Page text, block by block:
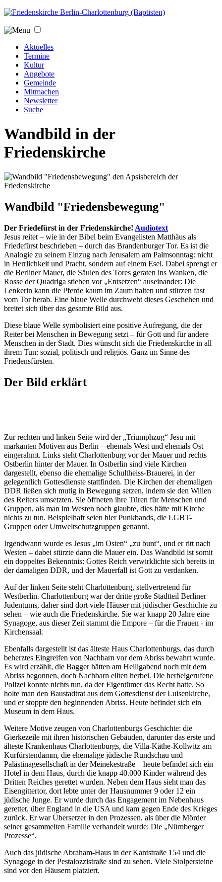
Jump to navigation
Aktuelles
Termine
Kultur
Angebote
Gemeinde
Mitmachen
Newsletter
Suche
Wandbild in der
Friedenskirche
Wandbild "Friedensbewegung"
Der Friedefürst in der Friedenskirche! Audiotext
Jesus reitet – wie in der Bibel beim Evangelisten Matthäus als
Friedefürst beschrieben – durch das Brandenburger Tor. Es ist die
Analogie zu seinem Einzug nach Jerusalem am Palmsonntag: nicht
in Herrlichkeit und Pracht, sondern auf einem Esel. Dabei sprengt er
die Berliner Mauer, die Säulen des Tores geraten ins Wanken, die
Rosse der Quadriga stieben vor „Entsetzen“ auseinander: Die
Lenkerin kann die Pferde kaum im Zaum halten und stürzen fast
vom Tor herab. Eine blaue Welle durchweht dieses Geschehen und
breitet sich über das gesamte Bild aus.
Diese blaue Welle symbolisiert eine positive Aufregung, die der
Reiter bei Menschen in Bewegung setzt – für Gott und für andere
Menschen in der Stadt. Dies wünscht sich die Friedenskirche in all
ihrem Tun: sozial, politisch und religiös. Ganz im Sinne des
Friedensfürsten.
Der Bild erklärt
Zur rechten und linken Seite wird der „Triumphzug“ Jesu mit
markanten Motiven aus Berlin – ehemals West und ehemals Ost –
eingerahmt. Links steht Charlottenburg vor der Mauer und rechts
Ostberlin hinter der Mauer. In Ostberlin sind viele Kirchen
dargestellt, ebenso die ehemalige Schultheiss-Brauerei, in der
gelegentlich Gottesdienste stattfinden. Die Kirchen der ehemaligen
DDR ließen sich mutig in Bewegung setzen, indem sie den Willen
des Reiters umsetzten. Sie öffneten ihre Türen für Menschen und
Gruppen, als man im Westen noch glaubte, dies hätte mit Kirche
nichts zu tun. Beispielhaft seien hier Punkbands, die LGBT-
Gruppen oder Umweltschutzgruppen genannt.
Irgendwann wurde es Jesus „im Osten“ „zu bunt“, und er ritt nach
Westen – dabei stürzte dann die Mauer ein. Das Wandbild ist somit
ein doppeltes Bekenntnis: Gottes Reich verwirklichte sich bereits in
der damaligen DDR, und der Mauerfall ist Gott zu verdanken.
Auf der linken Seite steht Charlottenburg, stellvertretend für
Westberlin. Charlottenburg war der dritte große Stadtteil Berliner
Judentums, daher sind dort viele Häuser mit jüdischer Geschichte zu
sehen – wie auch die Friedenskirche. Sie war knapp 20 Jahre eine
Synagoge, aus dieser Zeit stammt die Empore – für die Frauen - im
Kirchensaal.
Ebenfalls dargestellt ist das älteste Haus Charlottenburgs, das durch
beherztes Eingreifen von Nachbarn vor dem Abriss bewahrt wurde.
Es wird erzählt, die Bagger hätten am Heiligabend noch mit dem
Abriss begonnen, doch Nachbarn eilten herbei. Die herbeigerufene
Polizei konnte nichts tun, da der Eigentümer das Recht hatte. So
holte man den Baustadtrat aus dem Gottesdienst der Luisenkirche,
und er stoppte den beginnenden Abriss. Heute befindet sich ein
Museum in dem Haus.
Weitere Motive zeugen von Charlottenburgs Geschichte: die
Gierkezeile mit ihren historischen Gebäuden, darunter das erste und
älteste Krankenhaus Charlottenburgs, die Villa-Käthe-Kollwitz am
Kurfürstendamm, die ehemalige jüdische Rundschau und
Palästinagesellschaft in der Meinekestraße – heute befindet sich ein
Hotel in dem Haus, durch die knapp 40.000 Kinder während des
Dritten Reiches gerettet wurden. Neben dem Haus sieht man das
Eisengittertor, dort lebte unter der Hausnummer 9 oder 12 ein
jüdische Junge. Er wurde durch das Engagement im Nebenhaus
gerettet, über England in die USA und kam gegen Ende des Krieges
zurück. Er war Übersetzer in den Prozessen, als über die Mörder
seiner gesammelten Familie verhandelt wurde: Die „Nürnberger
Prozesse“.
Auch das jüdische Abraham-Haus in der Kantstraße 154 und die
Synagoge in der Pestalozzistraße sind zu sehen. Viele Stolpersteine
sind vor den Häusern platziert.